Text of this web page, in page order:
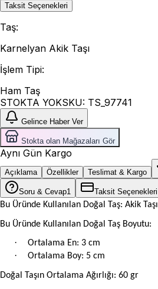
Taksit Seçenekleri
Taş:
Karnelyan Akik Taşı
İşlem Tipi:
Ham Taş
STOKTA YOKSKU: TS_97741
Gelince Haber Ver
Stokta olan Mağazaları Gör
Aynı Gün Kargo
Açıklama Özellikler Teslimat & Kargo
Soru & Cevap1 Taksit Seçenekleri
Bu Üründe Kullanılan Doğal Taş: Akik Taşı
Bu Üründe Kullanılan Doğal Taş Boyutu:
· Ortalama En: 3 cm
· Ortalama Boy: 5 cm
Doğal Taşın Ortalama Ağırlığı: 60 gr